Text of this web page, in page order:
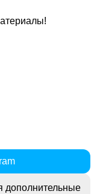
дополнительные